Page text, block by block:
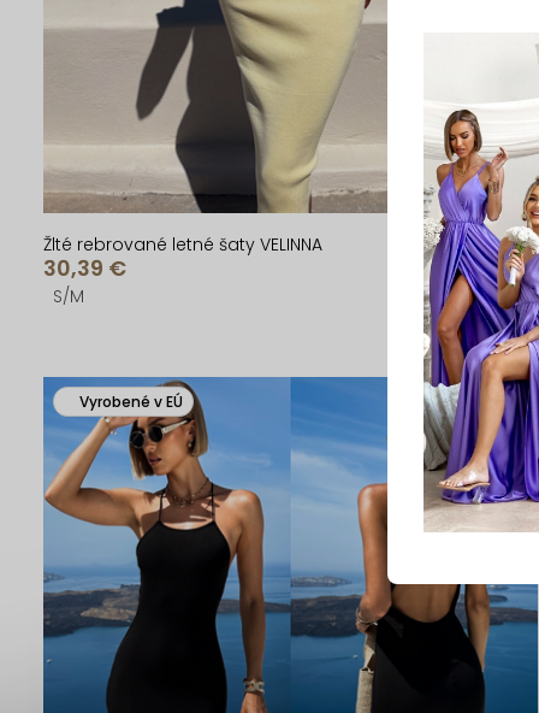
u
o
v
u
o
v
Žlté rebrované letné šaty VELINNA
30,39 €
S/M
Vyrobené v EÚ